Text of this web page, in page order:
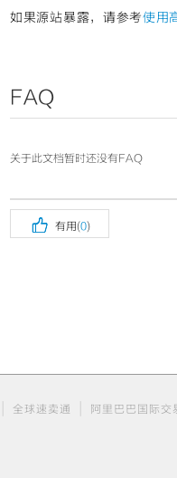
如果源站暴露，请参考使用
FAQ
关于此文档暂时还没有FAQ
 有用(0)
全球速卖通 阿里巴巴国际交